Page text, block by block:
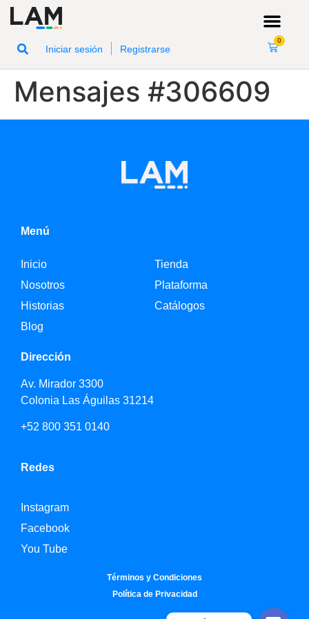
Iniciar sesión Registrarse
0
Mensajes #306609
Menú
Inicio
Nosotros
Historias
Blog
Tienda
Plataforma
Catálogos
Dirección
Av. Mirador 3300
Colonia Las Águilas 31214
+52 800 351 0140
Redes
Instagram
Facebook
You Tube
Términos y Condiciones
Política de Privacidad